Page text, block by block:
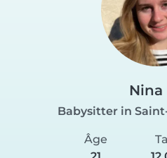
Nina
Babysitter in
Âge